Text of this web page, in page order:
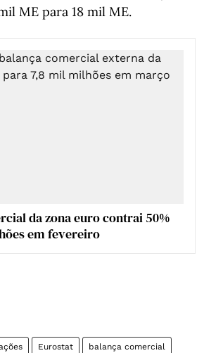
ME para 18 mil ME.
da zona euro contrai 50%
em fevereiro
Eurostat balança comercial